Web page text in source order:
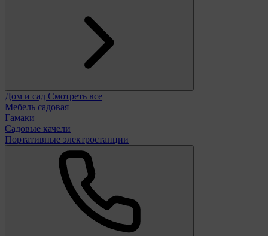
Дом и сад Смотреть все
Мебель садовая
Гамаки
Садовые качели
Портативные электростанции